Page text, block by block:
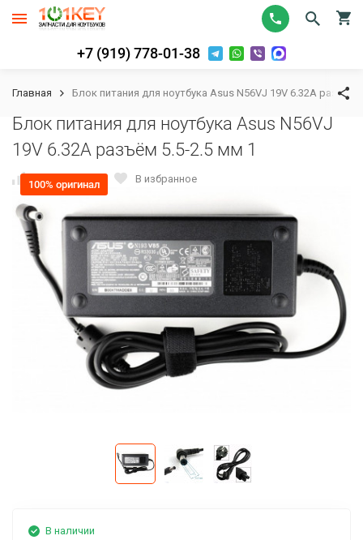
+7 (919) 778-01-38
Главная Блок питания для ноутбука Asus N56VJ 19V 6.32A разъём
Блок питания для ноутбука Asus N56VJ
19V 6.32A разъём 5.5-2.5 мм 1
К сравнению В избранное
100% оригинал
В наличии